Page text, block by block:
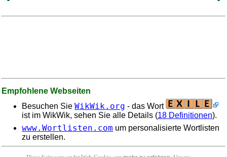
Empfohlene Webseiten
Besuchen Sie WikWik.org - das Wort
ist im WikWik, sehen Sie alle Details (18 Definitionen).
www.Wortlisten.com um personalisierte Wortlisten
zu erstellen.